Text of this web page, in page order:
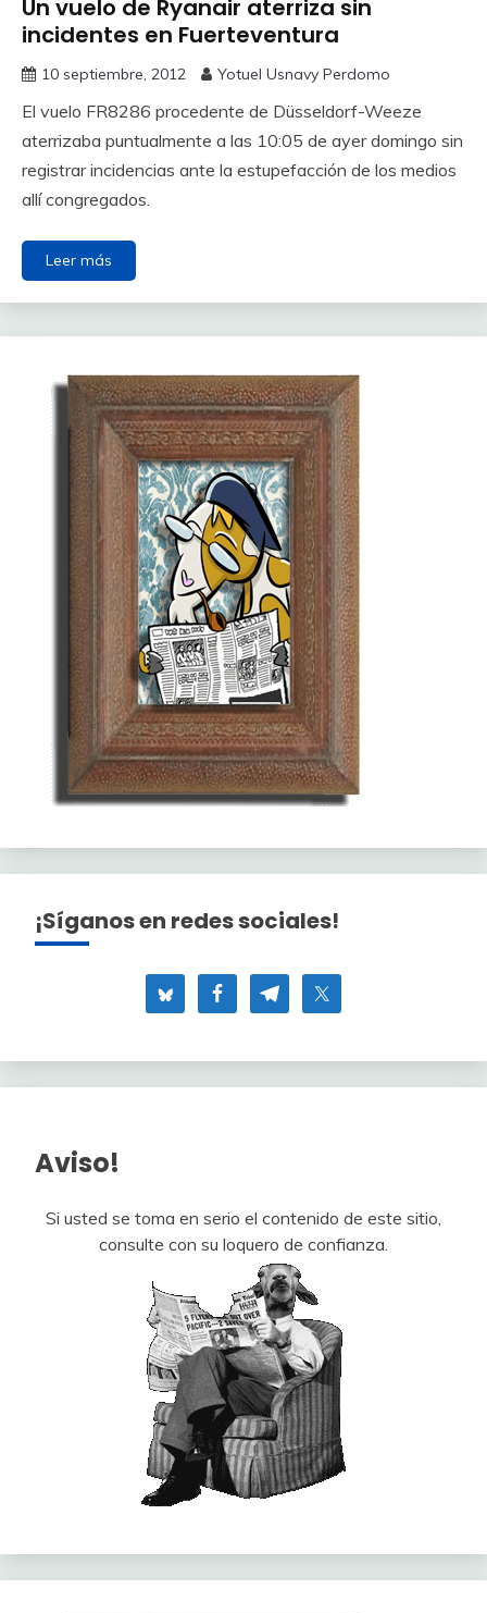
Un vuelo de Ryanair aterriza sin
incidentes en Fuerteventura
10 septiembre, 2012 Yotuel Usnavy Perdomo
El vuelo FR8286 procedente de Düsseldorf-Weeze
aterrizaba puntualmente a las 10:05 de ayer domingo sin
registrar incidencias ante la estupefacción de los medios
allí congregados.
Leer más
¡Síganos en redes sociales!
Aviso!
Si usted se toma en serio el contenido de este sitio,
consulte con su loquero de confianza.